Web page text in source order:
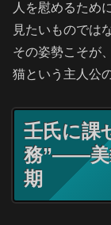
人を慰めるため
見たいものでは
その姿勢こそが
猫という主人公
壬氏に課
務”——美
期